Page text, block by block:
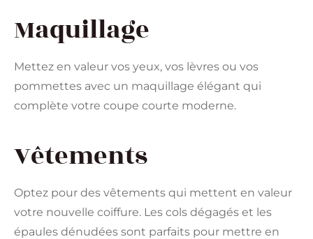
Maquillage
Mettez en valeur vos yeux, vos lèvres ou vos
pommettes avec un maquillage élégant qui
complète votre coupe courte moderne.
Vêtements
Optez pour des vêtements qui mettent en valeur
votre nouvelle coiffure. Les cols dégagés et les
épaules dénudées sont parfaits pour mettre en